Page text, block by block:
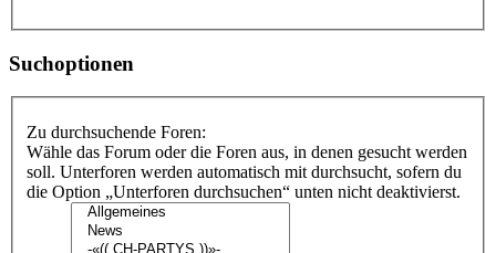
Suchoptionen
Zu durchsuchende Foren:
Wähle das Forum oder die Foren aus, in denen gesucht werden
soll. Unterforen werden automatisch mit durchsucht, sofern du
die Option „Unterforen durchsuchen“ unten nicht deaktivierst.